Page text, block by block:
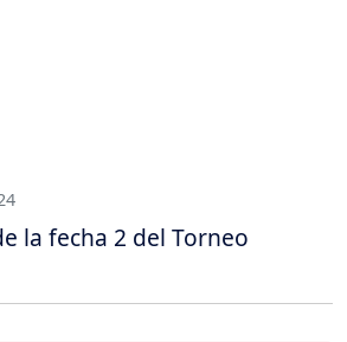
la fecha 2 del Torneo